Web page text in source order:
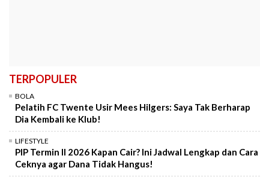
TERPOPULER
BOLA
Pelatih FC Twente Usir Mees Hilgers: Saya Tak Berharap
Dia Kembali ke Klub!
LIFESTYLE
PIP Termin II 2026 Kapan Cair? Ini Jadwal Lengkap dan Cara
Ceknya agar Dana Tidak Hangus!